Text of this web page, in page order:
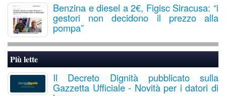
Benzina e diesel a 2€, Figisc Siracusa: “i
gestori non decidono il prezzo alla
pompa”
Più lette
Il Decreto Dignità pubblicato sulla
Gazzetta Ufficiale - Novità per i datori di